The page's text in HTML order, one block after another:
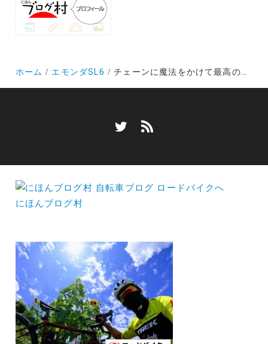
ホーム エモンダSL6 チェーンに魔法をかけて最高の仕事をしてもらう注油メンテナンスとオイルの選び方②～グレサージュ～
にほんブログ村